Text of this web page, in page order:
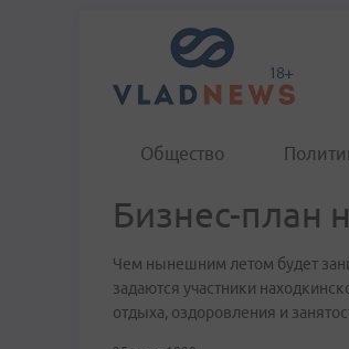
Общество
Бизнес-план
Чем нынешним летом будет
задаются участники
отдыха, оздоровления и